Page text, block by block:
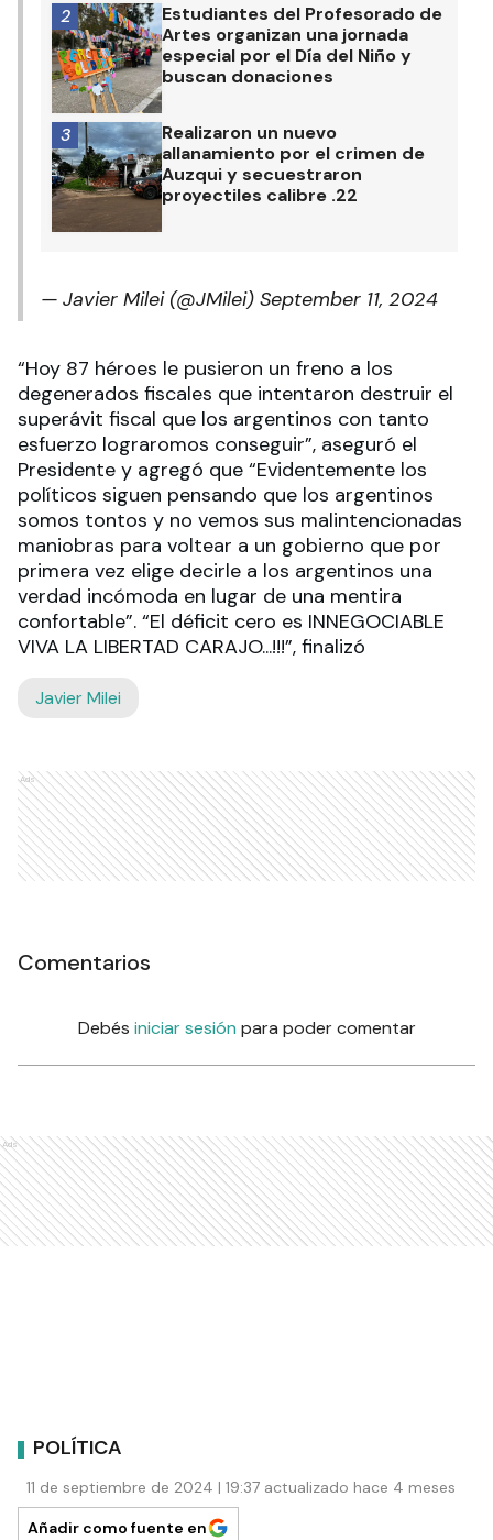
Estudiantes del Profesorado de
Artes organizan una jornada
especial por el Día del Niño y
buscan donaciones
2
Realizaron un nuevo
allanamiento por el crimen de
Auzqui y secuestraron
proyectiles calibre .22
3
— Javier Milei (@JMilei) September 11, 2024
“Hoy 87 héroes le pusieron un freno a los
degenerados fiscales que intentaron destruir el
superávit fiscal que los argentinos con tanto
esfuerzo lograromos conseguir”, aseguró el
Presidente y agregó que “Evidentemente los
políticos siguen pensando que los argentinos
somos tontos y no vemos sus malintencionadas
maniobras para voltear a un gobierno que por
primera vez elige decirle a los argentinos una
verdad incómoda en lugar de una mentira
confortable”. “El déficit cero es INNEGOCIABLE
VIVA LA LIBERTAD CARAJO...!!!”, finalizó
Javier Milei
Ads
Comentarios
Debés iniciar sesión para poder comentar
Ads
POLÍTICA
11 de septiembre de 2024 | 19:37 actualizado hace 4 meses
Añadir como fuente en